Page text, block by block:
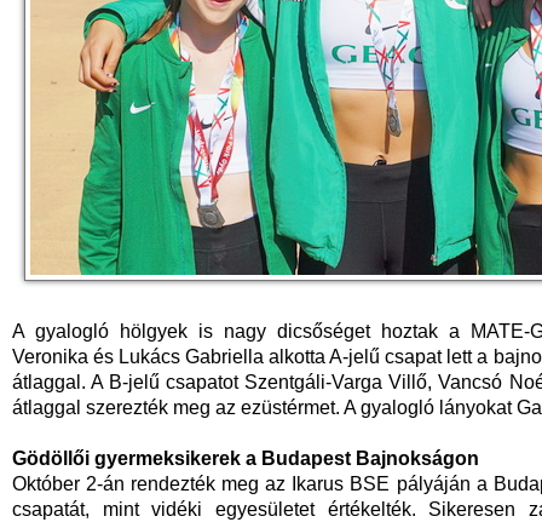
A gyalogló hölgyek is nagy dicsőséget hoztak a MATE-
Veronika és Lukács Gabriella alkotta A-jelű csapat lett a
átlaggal. A B-jelű csapatot Szentgáli-Varga Villő, Vancsó
átlaggal szerezték meg az ezüstérmet. A gyalogló lányokat
Gödöllői gyermeksikerek a Budapest Bajnokságon
Október 2-án rendezték meg az Ikarus BSE pályáján a
csapatát, mint vidéki egyesületet értékelték.